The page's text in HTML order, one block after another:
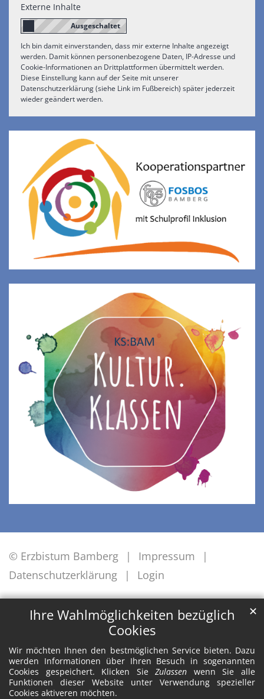
Ihre Wahlmöglichkeiten bezüglich
Cookies
Wir möchten Ihnen den bestmöglichen Service bieten. Dazu
werden Informationen über Ihren Besuch in sogenannten
Cookies gespeichert. Klicken SieZulassen wenn Sie alle
Funktionen dieser Website unter Verwendung spezieller
Cookies aktiveren möchten.
✕
Externe Inhalte
Ich bin damit einverstanden, dass mir externe Inhalte angezeigt
werden. Damit können personenbezogene Daten, IP-Adresse und
Cookie-Informationen an Drittplattformen übermittelt werden.
Diese Einstellung kann auf der Seite mit unserer
Datenschutzerklärung (siehe Link im Fußbereich) später jederzeit
wieder geändert werden.
© Erzbistum Bamberg
Impressum
Datenschutzerklärung
Login